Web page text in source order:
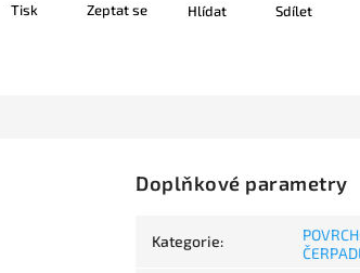
Tisk Zeptat se Hlídat Sdílet
Doplňkové parametry
Kategorie: